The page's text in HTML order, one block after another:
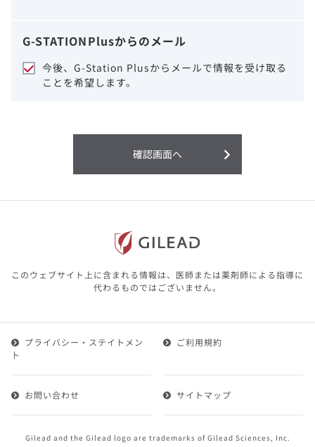
ギリアドは、本サイトのコンテンツについて
細心の注意を払い、正確かつ最新の情報を提
供するように努力をしておりますが、正確
性、確実性、妥当性、有用性、ご利用になら
利用することまたは利用できなかったことよ
り生じる損害については一切の責任を負いか
含む）の情報は、その製品またはその製品の
本サイト内の情報は、医師その他医療関係者
が行なうべきアドバイスやサービスを提供す
るものではありません。本サイトに表示され
ている情報は、決して、医師その他医療関係
1.会員とは、医療関係者の方で、本サービスの利用規約
ービスに登録を申し込みギリアドがこれを承認した方を
いいます。
けることができます。
G-STATIONPlusからのメール
今後、G-Station Plusからメールで情報を受け取る
ことを希望します。
確認画面へ
このウェブサイト上に含まれる情報は、医師または薬剤師による指導に
代わるものではございません。
Gilead and the Gilead logo are trademarks of Gilead Sciences, Inc.
プライバシー・ステイトメン
ト
ご利用規約
お問い合わせ サイトマップ